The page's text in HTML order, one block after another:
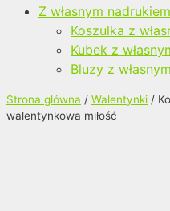
Z własnym nadrukiem
Koszulka z
Kubek z
Bluzy z
Strona główna / Walentynki /
walentynkowa miłość